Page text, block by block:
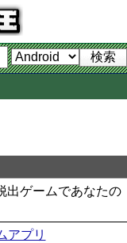
出ゲームであなたの
アプリ